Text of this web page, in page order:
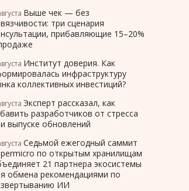
Выше чек — без
три сценария
прибавляющие 15–20%
Институт доверия. Как
инфраструктуру
коллективных инвестиций?
Эксперт рассказал, как
разработчиков от стресса
выпуске обновлений
Седьмой ежегодный саммит
по открытым хранилищам
21 партнера экосистемы
обмена рекомендациями по
ИИ